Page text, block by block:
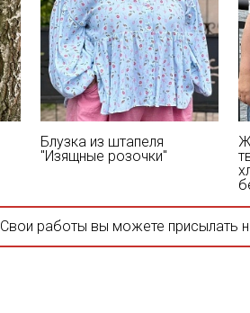
Блузка из штапеля
"Изящные розочки"
Свои работы вы можете присылать